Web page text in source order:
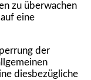
zu überwachen
eine
der
diesbezügliche